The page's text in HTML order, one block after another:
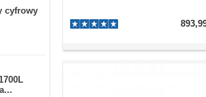
cyfrowy